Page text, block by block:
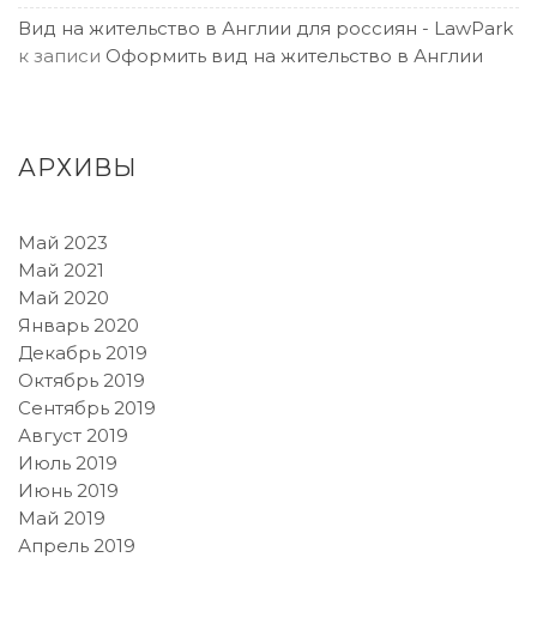
Вид на жительство в Англии для россиян - LawPark
к записи Оформить вид на жительство в Англии
АРХИВЫ
Май 2023
Май 2021
Май 2020
Январь 2020
Декабрь 2019
Октябрь 2019
Сентябрь 2019
Август 2019
Июль 2019
Июнь 2019
Май 2019
Апрель 2019